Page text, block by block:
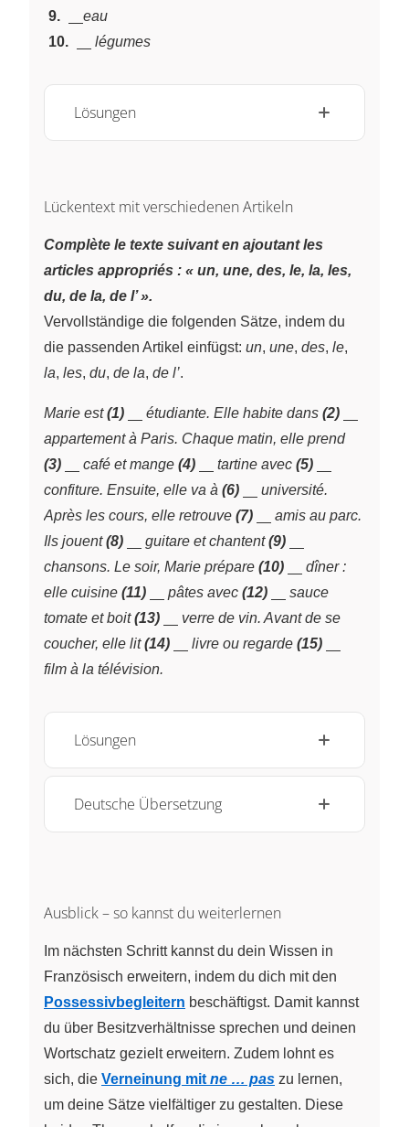
~
9. \underline{~\;~}
eau
~10. \underline{~\;~}
légumes
Lösungen
Lückentext mit verschiedenen Artikeln
Complète le texte suivant en ajoutant les
articles appropriés : « un, une, des, le, la, les,
du, de la, de l’ ».
Vervollständige die folgenden Sätze, indem du
die passenden Artikel einfügst: un, une, des, le,
la, les, du, de la, de l’.
Marie est(1) \underline{~\;~}
étudiante. Elle habite dans (2)
appartement à Paris. Chaque matin, elle prend
(3)
\underline{~\;~}
café et mange (4) \underline{~\;~}
tartine avec (5)
confiture. Ensuite, elle va à (6) \underline{~\;~}
université.
Après les cours, elle retrouve (7) \underline{~\;~}
amis au parc.
Ils jouent(8) \underline{~\;~}
guitare et chantent(9)
chansons. Le soir, Marie prépare (10)
dîner :
elle cuisine (11) \underline{~\;~}
pâtes avec (12) \underline{~\;~}
sauce
tomate et boit(13) \underline{~\;~}
verre de vin. Avant de se
coucher, elle lit(14) \underline{~\;~}
livre ou regarde (15)
film à la télévision.
Lösungen
Deutsche Übersetzung
Ausblick – so kannst du weiterlernen
Im nächsten Schritt kannst du dein Wissen in
Französisch erweitern, indem du dich mit den
Possessivbegleitern beschäftigst. Damit kannst
du über Besitzverhältnisse sprechen und deinen
Wortschatz gezielt erweitern. Zudem lohnt es
sich, die Verneinung mit ne … pas zu lernen,
um deine Sätze vielfältiger zu gestalten. Diese